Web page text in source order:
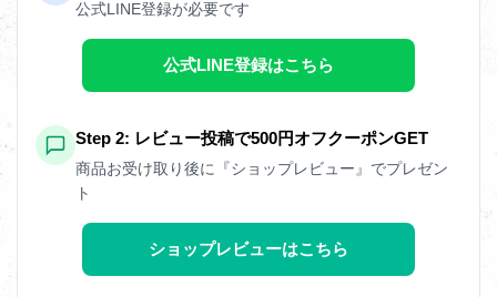
公式LINE登録が必要です
公式LINE登録はこちら
Step 2: レビュー投稿で500円オフクーポンGET
商品お受け取り後に『ショップレビュー』でプレゼン
ト
ショップレビューはこちら